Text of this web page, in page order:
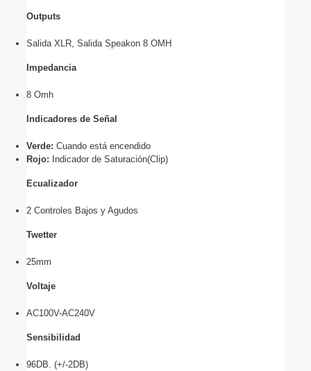
Outputs
Salida XLR, Salida Speakon 8 OMH
Impedancia
8 Omh
Indicadores de Señal
Verde: Cuando está encendido
Rojo:
Indicador de Saturación(Clip)
Ecualizador
2 Controles Bajos y Agudos
Twetter
25mm
Voltaje
AC100V-AC240V
Sensibilidad
96DB. (+/-2DB)